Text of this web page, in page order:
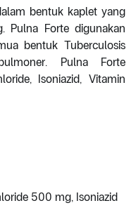
bentuk kaplet yang
Pulna Forte digunakan
bentuk Tuberculosis
Pulna Forte
Isoniazid, Vitamin
500 mg, Isoniazid